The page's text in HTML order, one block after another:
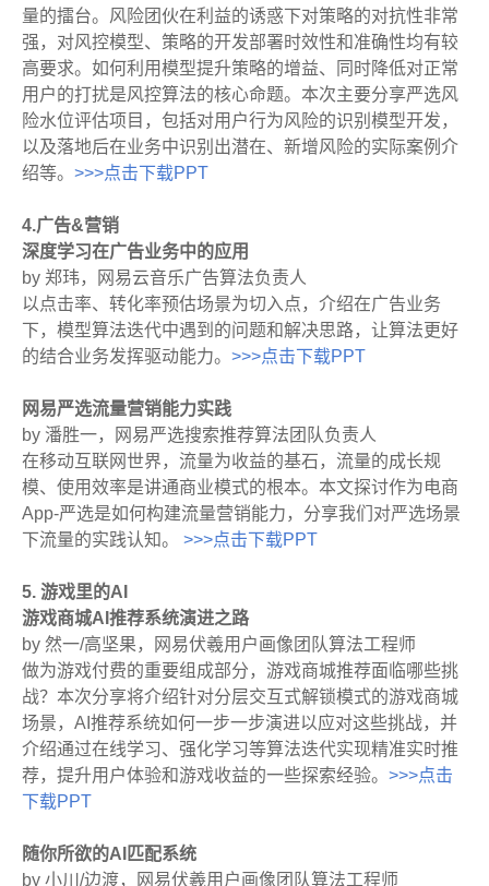
量的擂台。风险团伙在利益的诱惑下对策略的对抗性非常
强，对风控模型、策略的开发部署时效性和准确性均有较
高要求。如何利用模型提升策略的增益、同时降低对正常
用户的打扰是风控算法的核心命题。本次主要分享严选风
险水位评估项目，包括对用户行为风险的识别模型开发，
以及落地后在业务中识别出潜在、新增风险的实际案例介
绍等。 >>>点击下载PPT
4.广告&营销
深度学习在广告业务中的应用
by 郑玮，网易云音乐广告算法负责人
以点击率、转化率预估场景为切入点，介绍在广告业务
下，模型算法迭代中遇到的问题和解决思路，让算法更好
的结合业务发挥驱动能力。 >>>点击下载PPT
网易严选流量营销能力实践
by 潘胜一，网易严选搜索推荐算法团队负责人
在移动互联网世界，流量为收益的基石，流量的成长规
模、使用效率是讲通商业模式的根本。本文探讨作为电商
App-严选是如何构建流量营销能力，分享我们对严选场景
下流量的实践认知。 >>>点击下载PPT
5. 游戏里的AI
游戏商城AI推荐系统演进之路
by 然一/高坚果，网易伏羲用户画像团队算法工程师
做为游戏付费的重要组成部分，游戏商城推荐面临哪些挑
战？本次分享将介绍针对分层交互式解锁模式的游戏商城
场景，AI推荐系统如何一步一步演进以应对这些挑战，并
介绍通过在线学习、强化学习等算法迭代实现精准实时推
荐，提升用户体验和游戏收益的一些探索经验。 >>>点击
下载PPT
随你所欲的AI匹配系统
by 小川/边渡，网易伏羲用户画像团队算法工程师